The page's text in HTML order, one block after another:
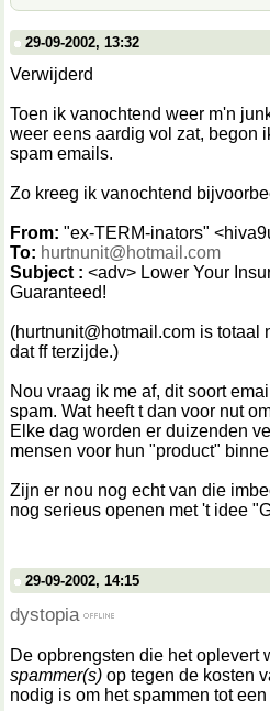
29-09-2002, 13:32
Verwijderd
Toen ik vanochtend weer m'n
weer eens aardig vol zat, begon
spam emails.
Zo kreeg ik vanochtend
From: "ex-TERM-inators"
To: hurtnunit@hotmail.com
Subject : <adv> Lower Your
Guaranteed!
(hurtnunit@hotmail.com is totaal
dat ff terzijde.)
Nou vraag ik me af, dit soort
spam. Wat heeft t dan voor nut
Elke dag worden er duizenden
mensen voor hun "product"
Zijn er nou nog echt van die
nog serieus openen met 't idee
29-09-2002, 14:15
dystopia
De opbrengsten die het oplevert
spammer(s) op tegen de kosten
nodig is om het spammen tot